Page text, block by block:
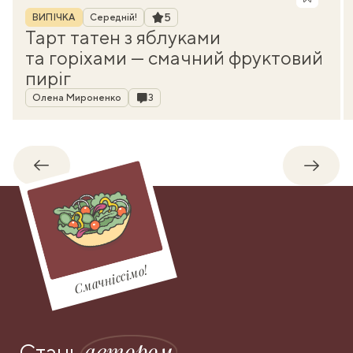
Рубрика
ВИПІЧКА Середній! Рейтинг
5
Тарт татен з яблуками
та горіхами — смачний фруктовий
пиріг
Автор
Олена Мироненко Коментарі
3
Назад
Смачніссімо!